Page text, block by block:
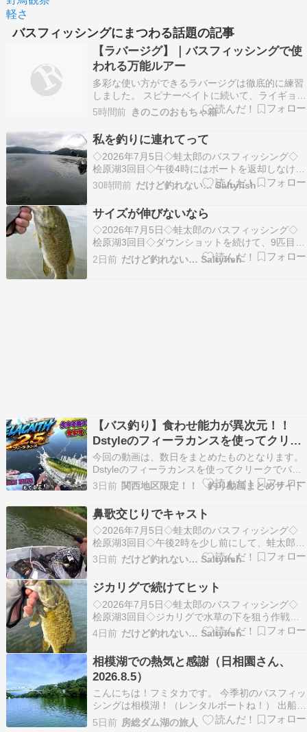
軽さ
バスフィッシングにまつわる話題の記事
【ラバージグ】｜バスフィッシングで使
われる万能ルアー
多彩な使い方ができるラバージグは徹底的に練習
しました。 スピナーベイトに続いて、ライギョ時
代には使っていなかった…というよりも、当時の
東北では売ってさえいなかったラバージグを、バ
スに転向した機会に使ってみようと思い立ち練習
をする事にしました。 ラバージグは構造がシンプ
ルな割には…
5時間前 きのこのおもちゃ箱
私を釣りに連れてって
◇2026年7月5日◇蛙太郎のバスフィッシング◇
桧原湖3回目◇午後4時にはボートを返却しなけれ
ばなりません。桟橋まで戻る時間を考えると、残
された釣り時間はあと30分ほど。午後3時を少し
過ぎた頃、その“最後の勝負”に...
30時間前 だけど釣れない… Saltyfish
サイズが伸びないなら
◇2026年7月5日◇蛙太郎のバスフィッシング◇
桧原湖3回目◇ダウンショットを続けて、9匹目が
釣れました。結構、良い型のスモールマウスバス
でした。サイズを測ってみると・・・37cmは行
2日前 だけど釣れない… Saltyfish
【バス釣り】食わせ能力が異次元！！
Dstyleのフィーラカンスを使ってクリー
ク攻略したら、衝撃の展開が待ってい
た！！朝イチのツインバズもお見逃しな
く！！【Black Bass】【柳川クリーク】
今回の動画は、数日をまとめたものとなります。
Dstyleのフィーラカンスを使ってクリークでバス
釣りしてきました。どんな結果になったのか?み
なさんも最後まで見て楽しんでってください。 い
つも皆さんありがとうごさいます。皆さんのコメ
ントすごく励みになっています。 動画の感想やご
意見…
3日前 関西地区限定！！ 釣り動画まとめサイト
鼻歌交じりでキャスト
◇2026年7月5日◇蛙太郎のバスフィッシング◇
桧原湖3回目◇午後2時を少し前にして、蛙太郎の
テンションは最高潮でした。すでに7匹を釣り上
げてよほど気分が良くなっていたのでしょう。水
草が密集していたエリアから南...
3日前 だけど釣れない… Saltyfish
ジカリグで続けてヒット
◇2026年7月5日◇蛙太郎のバスフィッシング◇
桧原湖3回目◇ジカリグで水草の下を狙う作戦は
見事に成功しました。5匹目を釣り上げた直後、
まだGoProの撮影準備も整っていないうちに、早
くも6匹目がヒット。手応えのあ...
4日前 だけど釣れない… Saltyfish
相模湖での熱気と感謝（日相園さん、
2026.8.5）
こんにちは！フミタカです。 今季初のバスフィッ
シングは相模湖！（レンタルボートね！） 出船は
日相園さん！ 第一印象はお客さんの多さとバスフ
5日前 房総ダム湖の旅人